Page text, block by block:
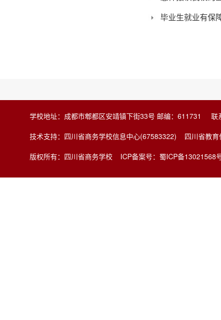
毕业生就业有保
学校地址：成都市郫都区安靖镇下街33号 邮编：611731
技术支持：四川省商务学校信息中心(67583322) 四川省教育
版权所有：四川省商务学校 ICP备案号：蜀ICP备13021568